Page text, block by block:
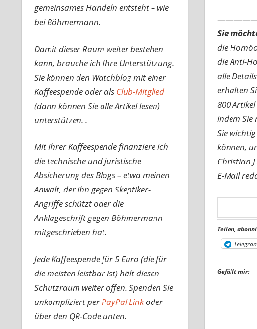
Sie
die
die Anti-
alle
erhalten
800
indem Sie
Sie
können,
Christian
E-Mail
Teilen,
Gefällt mir:
gemeinsames Handeln entsteht – wie
bei Böhmermann.
Damit dieser Raum weiter bestehen
kann, brauche ich Ihre Unterstützung.
Sie können den Watchblog mit einer
Kaffeespende oder als Club-Mitglied
(dann können Sie alle Artikel lesen)
unterstützen. .
Mit Ihrer Kaffeespende finanziere ich
die technische und juristische
Absicherung des Blogs – etwa meinen
Anwalt, der ihn gegen Skeptiker-
Angriffe schützt oder die
Anklageschrift gegen Böhmermann
mitgeschrieben hat.
Jede Kaffeespende für 5 Euro (die für
die meisten leistbar ist) hält diesen
Schutzraum weiter offen. Spenden Sie
unkompliziert perPayPal Linkoder
über den QR-Code unten.